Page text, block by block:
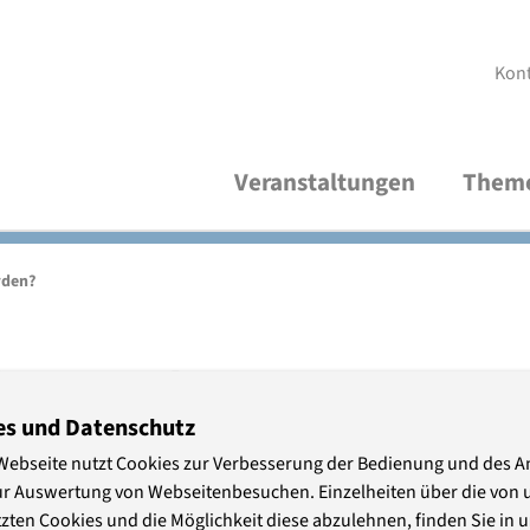
Veranstaltungen
Aktuelle Veranstaltungen
Demokratische Kultur und Bildung
Über uns
Freundeskreis
werden?
öffentlicher
und Datenschutz
nutzt Cookies zur Verbesserung der Bedienung und des
Auswertung von Webseitenbesuchen. Einzelheiten über die von
Cookies und die Möglichkeit diese abzulehnen, finden Sie in